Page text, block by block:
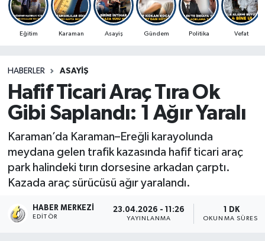
Eğitim Karaman Asayiş Gündem Politika Vefat
HABERLER ASAYIŞ
Hafif Ticari Araç Tıra Ok
Gibi Saplandı: 1 Ağır Yaralı
Karaman’da Karaman–Ereğli karayolunda
meydana gelen trafik kazasında hafif ticari araç
park halindeki tırın dorsesine arkadan çarptı.
Kazada araç sürücüsü ağır yaralandı.
HABER MERKEZI
EDITÖR
23.04.2026 - 11:26
YAYINLANMA
1 DK
OKUNMA SÜRESI
Spor Haberleri
Ulusal Haberler
Vefat Edenler